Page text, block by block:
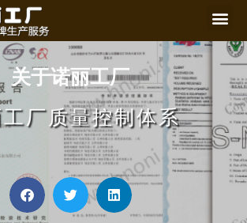
关于诺丽工厂
厂质量控制体系